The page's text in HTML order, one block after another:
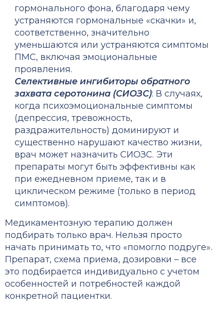
гормонального фона, благодаря чему
устраняются гормональные «скачки» и,
соответственно, значительно
уменьшаются или устраняются симптомы
ПМС, включая эмоциональные
проявления.
Селективные ингибиторы обратного
захвата серотонина (СИОЗС): В случаях,
когда психоэмоциональные симптомы
(депрессия, тревожность,
раздражительность) доминируют и
существенно нарушают качество жизни,
врач может назначить СИОЗС. Эти
препараты могут быть эффективны как
при ежедневном приеме, так и в
циклическом режиме (только в период
симптомов).
Медикаментозную терапию должен
подбирать только врач. Нельзя просто
начать принимать то, что «помогло подруге».
Препарат, схема приема, дозировки – все
это подбирается индивидуально с учетом
особенностей и потребностей каждой
конкретной пациентки.